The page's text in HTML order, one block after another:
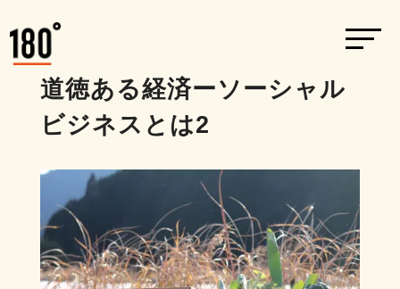
道徳ある経済ーソーシャル
ビジネスとは2